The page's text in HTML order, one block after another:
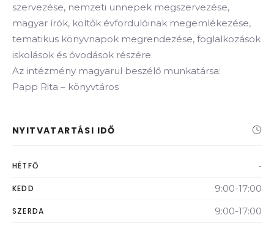
szervezése, nemzeti ünnepek megszervezése,
magyar írók, költők évfordulóinak megemlékezése,
tematikus könyvnapok megrendezése, foglalkozások
iskolások és óvodások részére.
Az intézmény magyarul beszélő munkatársa:
Papp Rita – könyvtáros
NYITVATARTÁSI IDŐ
HÉTFŐ -
KEDD 9:00-17:00
SZERDA 9:00-17:00